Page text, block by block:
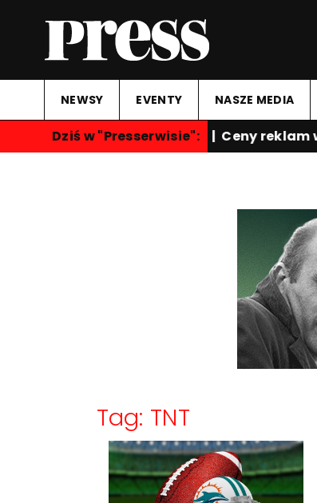
NEWSY EVENTY NASZE MEDIA
Dziś w "Presserwisie":
sylwestrowy Polsatu | Ceny reklam w
Tag: TNT